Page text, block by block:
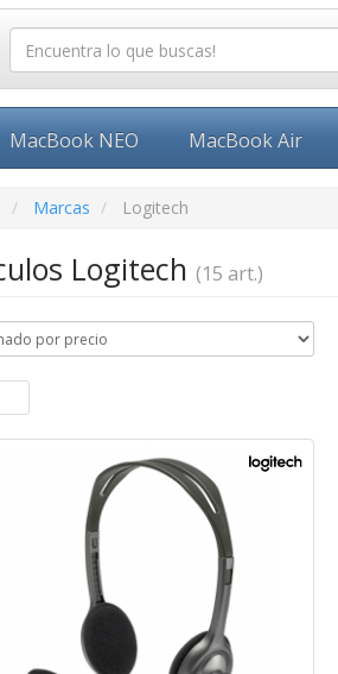
MacBook NEO MacBook Air
Marcas Logitech
Logitech (15 art.)